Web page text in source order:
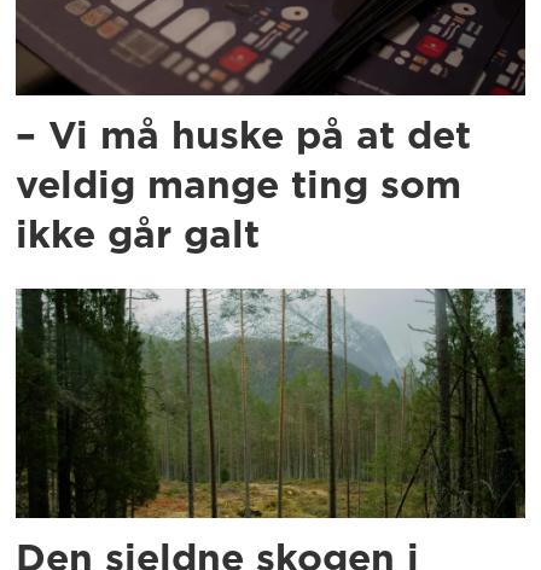
– Vi må huske på at det
veldig mange ting som
ikke går galt
Den sjeldne skogen i